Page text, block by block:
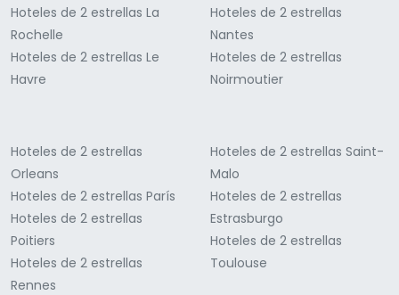
Hoteles de 2 estrellas La
Rochelle
Hoteles de 2 estrellas Le
Havre
Hoteles de 2 estrellas
Nantes
Hoteles de 2 estrellas
Noirmoutier
Hoteles de 2 estrellas
Orleans
Hoteles de 2 estrellas París
Hoteles de 2 estrellas
Poitiers
Hoteles de 2 estrellas
Rennes
Hoteles de 2 estrellas Saint-
Malo
Hoteles de 2 estrellas
Estrasburgo
Hoteles de 2 estrellas
Toulouse